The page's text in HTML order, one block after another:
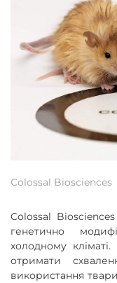
Colossal Biosciences
Colossal
генетично
холодному
отримати
використання